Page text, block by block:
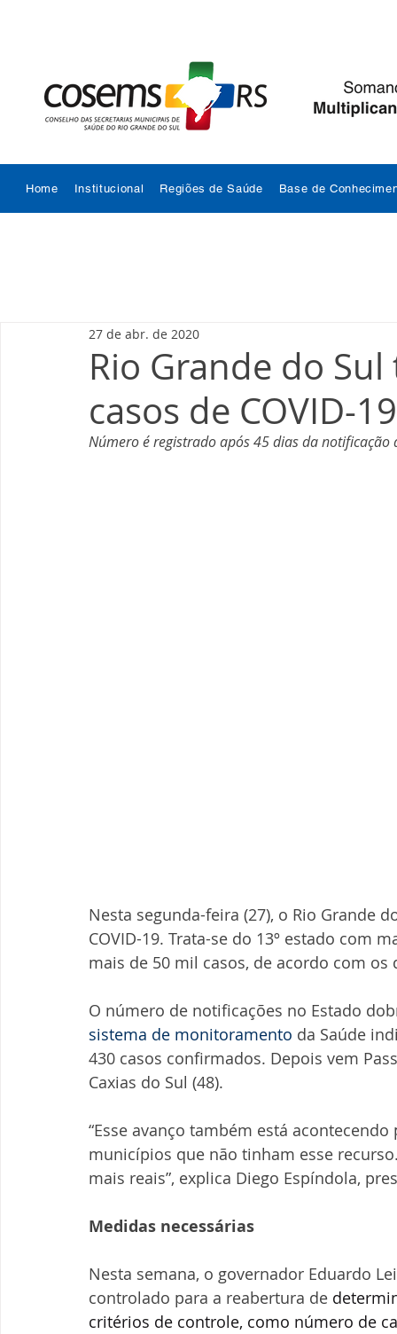
Home Institucional Regiões de Saúde Base de
Rio Grande do
casos de COVID-19
27 de abr. de 2020
Número é registrado após 45 dias da notificação
Nesta segunda-feira (27), o Rio Grande
COVID-19. Trata-se do 13º estado com
mais de 50 mil casos, de acordo com
O número de notificações no Estado
sistema de monitoramento da Saúde
430 casos confirmados. Depois vem
Caxias do Sul (48).
“Esse avanço também está
municípios que não tinham esse
mais reais”, explica Diego Espíndola,
Medidas necessárias
Nesta semana, o governador Eduardo
controlado para a reabertura de
critérios de controle, como número de